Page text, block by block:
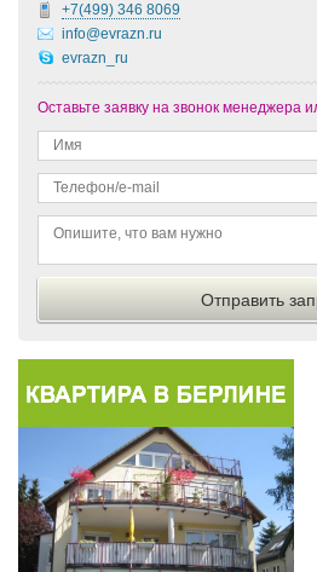
+7(499) 346 8069
info@evrazn.ru
evrazn_ru
Оставьте заявку на звонок менеджера